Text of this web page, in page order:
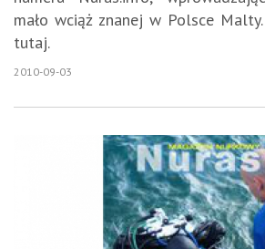
mało wciąż znanej w Polsce
tutaj.
2010-09-03